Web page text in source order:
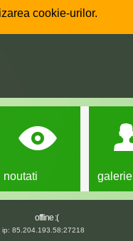
cookie-urilor.
noutati galerie
offline :(
ip: 85.204.193.58:27218